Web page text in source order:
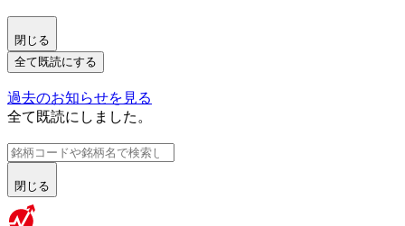
閉じる
全て既読にする
過去のお知らせを見る
全て既読にしました。
閉じる